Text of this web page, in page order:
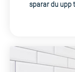
sparar du upp